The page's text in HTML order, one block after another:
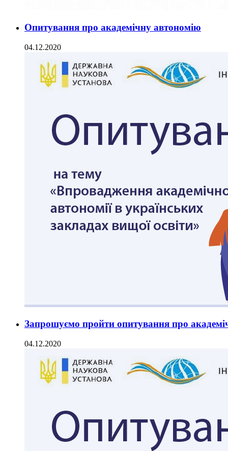
Опитування про академічну автономію
04.12.2020
Запрошуємо пройти опитування про
04.12.2020